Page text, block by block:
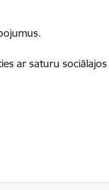
ar saturu